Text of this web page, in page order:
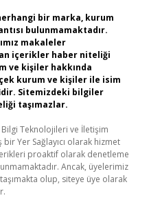
bir marka, kurum
bulunmamaktadır.
makaleler
içerikler haber niteliği
ve kişiler hakkında
kurum ve kişiler ile isim
Sitemizdeki bilgiler
taşımazlar.
Bilgi Teknolojileri ve İletişim
Yer Sağlayıcı olarak hizmet
proaktif olarak denetleme
Ancak, üyelerimiz
olup, siteye üye olarak